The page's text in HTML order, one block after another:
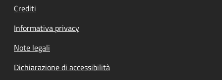
Crediti
Informativa privacy
Note legali
Dichiarazione di accessibilità